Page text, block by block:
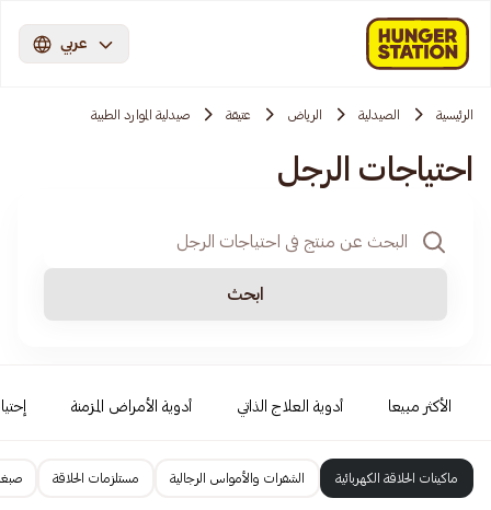
عربي
الرئيسية الصيدلية الرياض عتيقة صيدلية الموارد الطبية
احتياجات الرجل
ابحث
الأكثر مبيعا أدوية العلاج الذاتي أدوية الأمراض المزمنة
ماكينات الحلاقة الكهربائية الشفرات والأمواس الرجالية مستلزمات الحلاقة